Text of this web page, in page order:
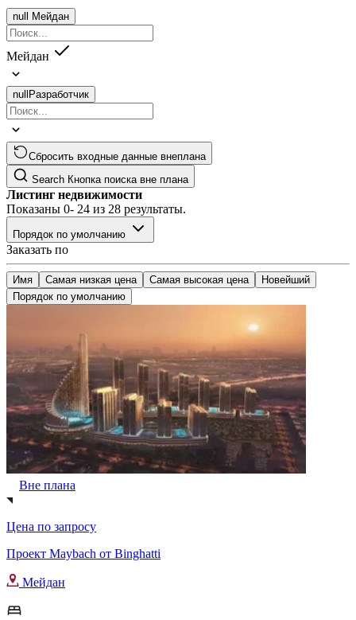
null Мейдан
Мейдан
null Разработчик
Сбросить входные данные внеплана
Search Кнопка поиска вне плана
Листинг недвижимости
Показаны 0- 24 из 28 результаты.
Порядок по умолчанию
Заказать по
Имя Самая низкая цена Самая высокая цена
Новейший
Порядок по умолчанию
Вне плана
Цена по запросу
Проект Maybach от Binghatti
Мейдан